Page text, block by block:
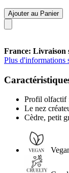
Ajouter au Panier
France: Livraison
Plus d'informations
Profil olfactif
Le nez
Cèdre, petit